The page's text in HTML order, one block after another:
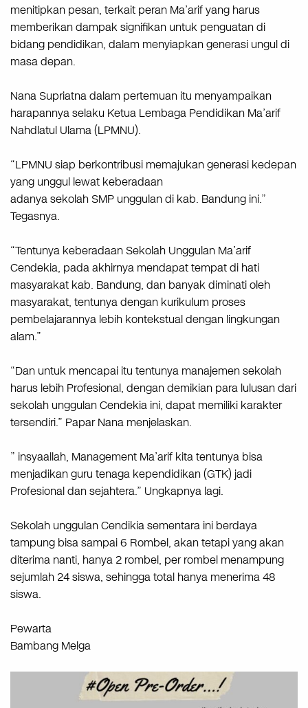
menitipkan pesan, terkait peran Ma’arif yang harus
memberikan dampak signifikan untuk penguatan di
bidang pendidikan, dalam menyiapkan generasi ungul di
masa depan.
Nana Supriatna dalam pertemuan itu menyampaikan
harapannya selaku Ketua Lembaga Pendidikan Ma’arif
Nahdlatul Ulama (LPMNU).
“LPMNU siap berkontribusi memajukan generasi kedepan
yang unggul lewat keberadaan
adanya sekolah SMP unggulan di kab. Bandung ini.”
Tegasnya.
“Tentunya keberadaan Sekolah Unggulan Ma’arif
Cendekia, pada akhirnya mendapat tempat di hati
masyarakat kab. Bandung, dan banyak diminati oleh
masyarakat, tentunya dengan kurikulum proses
pembelajarannya lebih kontekstual dengan lingkungan
alam.”
“Dan untuk mencapai itu tentunya manajemen sekolah
harus lebih Profesional, dengan demikian para lulusan dari
sekolah unggulan Cendekia ini, dapat memiliki karakter
tersendiri.” Papar Nana menjelaskan.
” insyaallah, Management Ma’arif kita tentunya bisa
menjadikan guru tenaga kependidikan (GTK) jadi
Profesional dan sejahtera.” Ungkapnya lagi.
Sekolah unggulan Cendikia sementara ini berdaya
tampung bisa sampai 6 Rombel, akan tetapi yang akan
diterima nanti, hanya 2 rombel, per rombel menampung
sejumlah 24 siswa, sehingga total hanya menerima 48
siswa.
Pewarta
Bambang Melga